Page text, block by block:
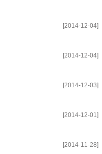
[2014-12-04]
[2014-12-04]
[2014-12-03]
[2014-12-01]
[2014-11-28]